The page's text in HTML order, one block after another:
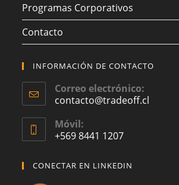
Programas Corporativos
Contacto
INFORMACIÓN DE CONTACTO
Correo electrónico:
contacto@tradeoff.cl
Móvil:
+569 8441 1207
CONECTAR EN LINKEDIN